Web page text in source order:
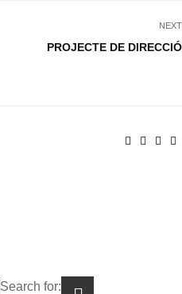
NEXT
PROJECTE DE DIRECCIÓ
Search for: